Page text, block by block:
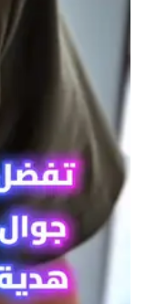
وسيثور بشكل
الصخور البركانية.
خطورة التأثير:
الاصطدام
نفسك في
آثار النار:
تترك الصخور
سقوطها، مما
خطورة.
مراقبة السماء
تأكد من أنك